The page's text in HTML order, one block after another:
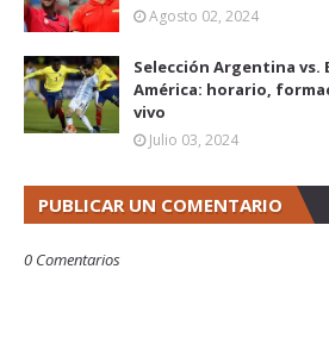
Agosto 02, 2024
Selección Argentina vs.
América: horario,
vivo
Julio 03, 2024
PUBLICAR UN COMENTARIO
0 Comentarios